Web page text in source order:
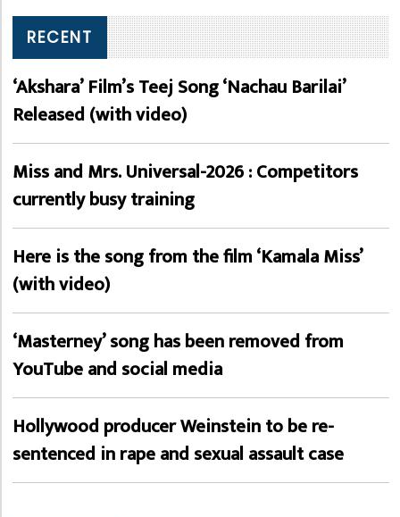
RECENT
‘Akshara’ Film’s Teej Song ‘Nachau Barilai’
Released (with video)
Miss and Mrs. Universal-2026 : Competitors
currently busy training
Here is the song from the film ‘Kamala Miss’
(with video)
‘Masterney’ song has been removed from
YouTube and social media
Hollywood producer Weinstein to be re-
sentenced in rape and sexual assault case